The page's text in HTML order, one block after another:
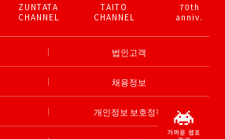
ZUNTATA
CHANNEL
TAITO
CHANNEL
70th
anniv.
법인고객
채용정보
개인정보 보호정책